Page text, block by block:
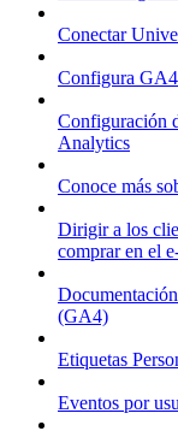
Conectar
Configura
Configuración
Analytics
Conoce más
Dirigir a los
comprar en el
(GA4)
Etiquetas
Eventos por